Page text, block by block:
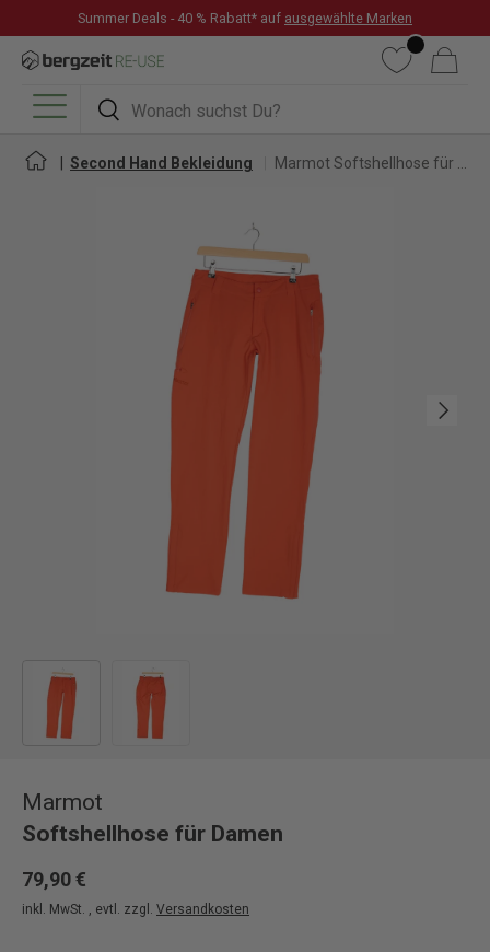
DIREKT ZUM INHALT
Summer Deals - 40 % Rabatt* auf ausgewählte Marken
Suchen
Suchen
WunschlisteWarenkorb
Menü
Second Hand Bekleidung
Nächste
Marmot
Softshellhose für Damen
79,90 €
inkl. MwSt. , evtl. zzgl. Versandkosten